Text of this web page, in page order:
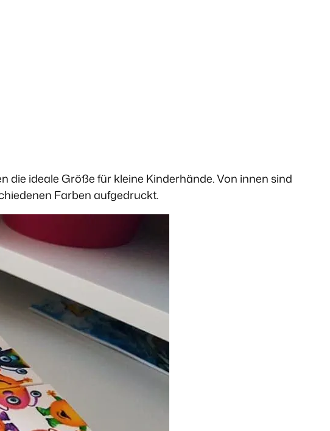
die ideale Größe für kleine Kinderhände. Von innen sind
Farben aufgedruckt.